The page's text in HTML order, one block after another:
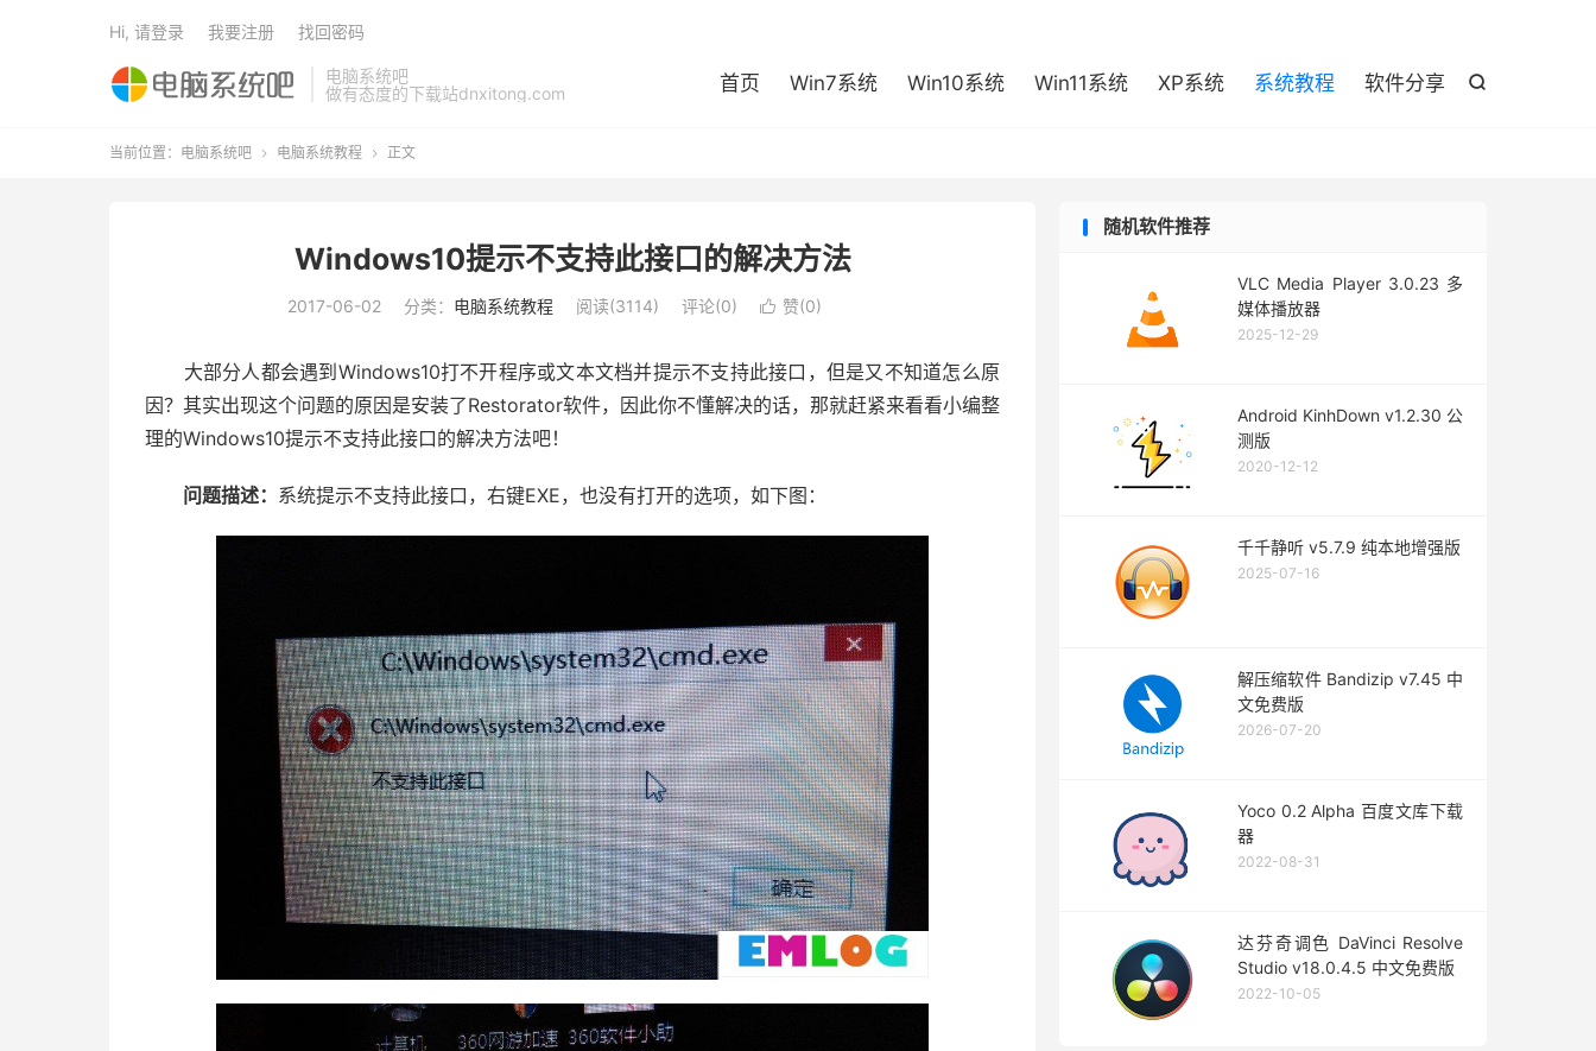
电脑系统吧
做有态度的下载站dnxitong.com

首页 Win7系统 Win10系统 Win11系统 XP系统 系统教程 软件分享
Hi, 请登录 我要注册 找回密码
当前位置： 电脑系统吧  电脑系统教程  正文
Windows10提示不支持此接口的解决方法
2017-06-02 分类： 电脑系统教程 阅读(3114) 评论(0)  赞(0)
大部分人都会遇到Windows10打不开程序或文本文档并提示不支持此接口，但是又不知道怎么原
因？其实出现这个问题的原因是安装了Restorator软件，因此你不懂解决的话，那就赶紧来看看小编整
理的Windows10提示不支持此接口的解决方法吧！
问题描述： 系统提示不支持此接口，右键EXE，也没有打开的选项，如下图：
随机软件推荐
VLC Media Player 3.0.23 多
媒体播放器
2025-12-29
Android KinhDown v1.2.30 公
测版
2020-12-12
千千静听 v5.7.9 纯本地增强版
2025-07-16
解压缩软件 Bandizip v7.45 中
文免费版
2026-07-20
Yoco 0.2 Alpha 百度文库下载
器
2022-08-31
达芬奇调色 DaVinci Resolve
Studio v18.0.4.5 中文免费版
2022-10-05